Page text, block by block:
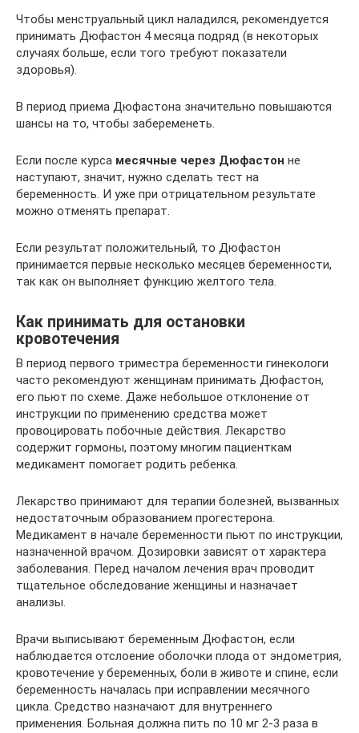
Чтобы менструальный цикл наладился, рекомендуется
принимать Дюфастон 4 месяца подряд (в некоторых
случаях больше, если того требуют показатели
здоровья).
В период приема Дюфастона значительно повышаются
шансы на то, чтобы забеременеть.
Если после курса месячные через Дюфастон не
наступают, значит, нужно сделать тест на
беременность. И уже при отрицательном результате
можно отменять препарат.
Если результат положительный, то Дюфастон
принимается первые несколько месяцев беременности,
так как он выполняет функцию желтого тела.
Как принимать для остановки
кровотечения
В период первого триместра беременности гинекологи
часто рекомендуют женщинам принимать Дюфастон,
его пьют по схеме. Даже небольшое отклонение от
инструкции по применению средства может
провоцировать побочные действия. Лекарство
содержит гормоны, поэтому многим пациенткам
медикамент помогает родить ребенка.
Лекарство принимают для терапии болезней, вызванных
недостаточным образованием прогестерона.
Медикамент в начале беременности пьют по инструкции,
назначенной врачом. Дозировки зависят от характера
заболевания. Перед началом лечения врач проводит
тщательное обследование женщины и назначает
анализы.
Врачи выписывают беременным Дюфастон, если
наблюдается отслоение оболочки плода от эндометрия,
кровотечение у беременных, боли в животе и спине, если
беременность началась при исправлении месячного
цикла. Средство назначают для внутреннего
применения. Больная должна пить по 10 мг 2-3 раза в